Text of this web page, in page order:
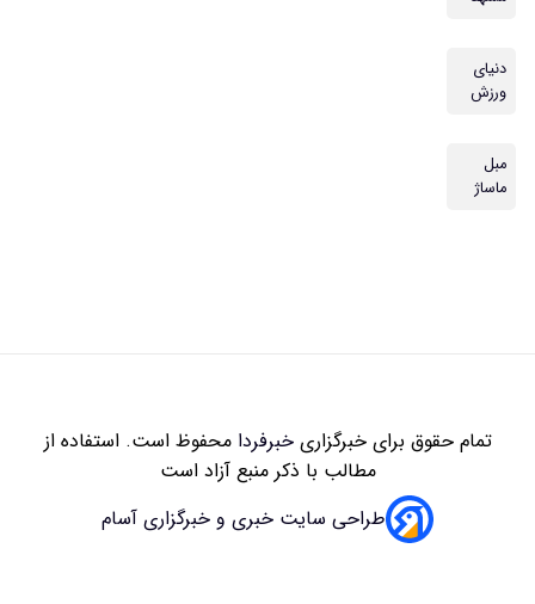
دنیای
ورزش
مبل
ماساژ
تمام حقوق برای خبرگزاریخبرفردامحفوظ است. استفاده از
مطالب با ذکر منبع آزاد است
طراحی سایت خبری و خبرگزاری آسام